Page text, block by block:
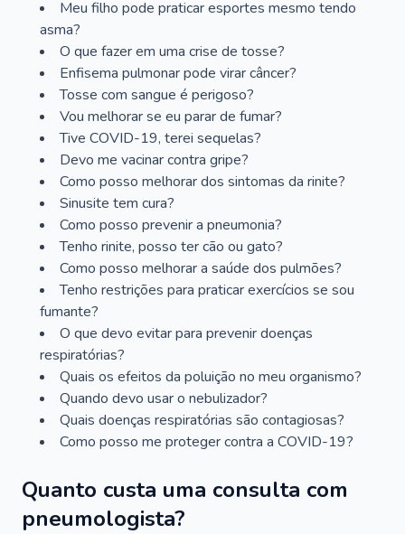
Meu filho pode praticar esportes mesmo tendo
asma?
O que fazer em uma crise de tosse?
Enfisema pulmonar pode virar câncer?
Tosse com sangue é perigoso?
Vou melhorar se eu parar de fumar?
Tive COVID-19, terei sequelas?
Devo me vacinar contra gripe?
Como posso melhorar dos sintomas da rinite?
Sinusite tem cura?
Como posso prevenir a pneumonia?
Tenho rinite, posso ter cão ou gato?
Como posso melhorar a saúde dos pulmões?
Tenho restrições para praticar exercícios se sou
fumante?
O que devo evitar para prevenir doenças
respiratórias?
Quais os efeitos da poluição no meu organismo?
Quando devo usar o nebulizador?
Quais doenças respiratórias são contagiosas?
Como posso me proteger contra a COVID-19?
Quanto custa uma consulta com
pneumologista?